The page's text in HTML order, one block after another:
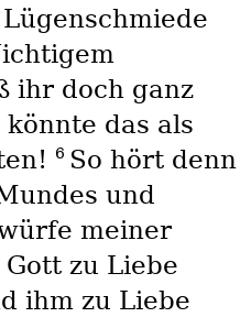
ihr doch ganz
das als
6 So hört denn
und
meiner
zu Liebe
ihm zu Liebe